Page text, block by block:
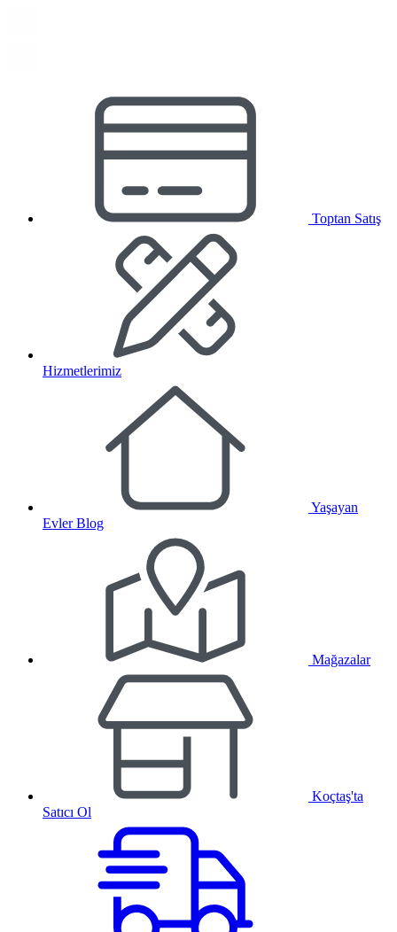
Toptan Satış
Hizmetlerimiz
Yaşayan
Evler Blog
Mağazalar
Koçtaş'ta
Satıcı Ol